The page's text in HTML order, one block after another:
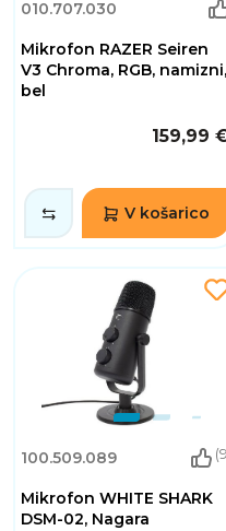
010.707.030
Mikrofon RAZER Seiren
V3 Chroma, RGB, namizni,
bel
159,99
V košarico
100.509.089
Mikrofon WHITE SHARK
DSM-02, Nagara